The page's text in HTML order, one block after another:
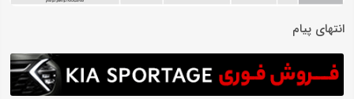
انتهای پیام